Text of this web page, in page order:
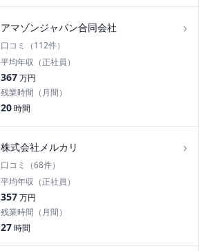
アマゾンジャパン合同会社 ›
口コミ（112件）
平均年収（正社員）
367万円
残業時間（月間）
20時間
株式会社メルカリ ›
口コミ（68件）
平均年収（正社員）
357万円
残業時間（月間）
27時間